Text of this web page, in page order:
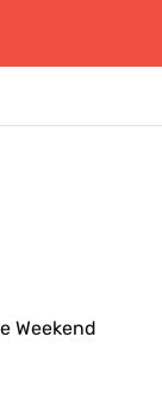
Weekend